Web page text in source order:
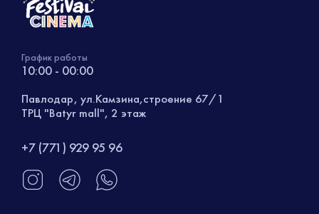
График работы
10:00 - 00:00
Павлодар, ул.Камзина,строение 67/1
ТРЦ "Batyr mall", 2 этаж
+7 (771) 929 95 96